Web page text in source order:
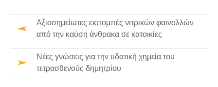
Αξιοσημείωτες εκπομπές νιτρικών φαινολλών
από την καύση άνθρακα σε κατοικίες
Νέες γνώσεις για την υδατική χημεία του
τετρασθενούς δημητρίου